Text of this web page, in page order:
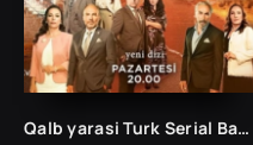
Qalb yarasi Turk Serial Barcha qismlar